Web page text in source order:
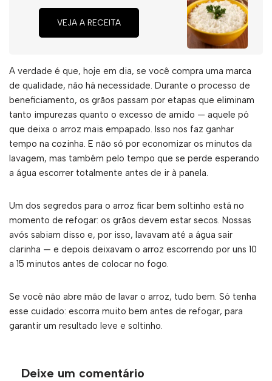
VEJA A RECEITA
A verdade é que, hoje em dia, se você compra uma marca
de qualidade, não há necessidade. Durante o processo de
beneficiamento, os grãos passam por etapas que eliminam
tanto impurezas quanto o excesso de amido — aquele pó
que deixa o arroz mais empapado. Isso nos faz ganhar
tempo na cozinha. E não só por economizar os minutos da
lavagem, mas também pelo tempo que se perde esperando
a água escorrer totalmente antes de ir à panela.
Um dos segredos para o arroz ficar bem soltinho está no
momento de refogar: os grãos devem estar secos. Nossas
avós sabiam disso e, por isso, lavavam até a água sair
clarinha — e depois deixavam o arroz escorrendo por uns 10
a 15 minutos antes de colocar no fogo.
Se você não abre mão de lavar o arroz, tudo bem. Só tenha
esse cuidado: escorra muito bem antes de refogar, para
garantir um resultado leve e soltinho.
Deixe um comentário